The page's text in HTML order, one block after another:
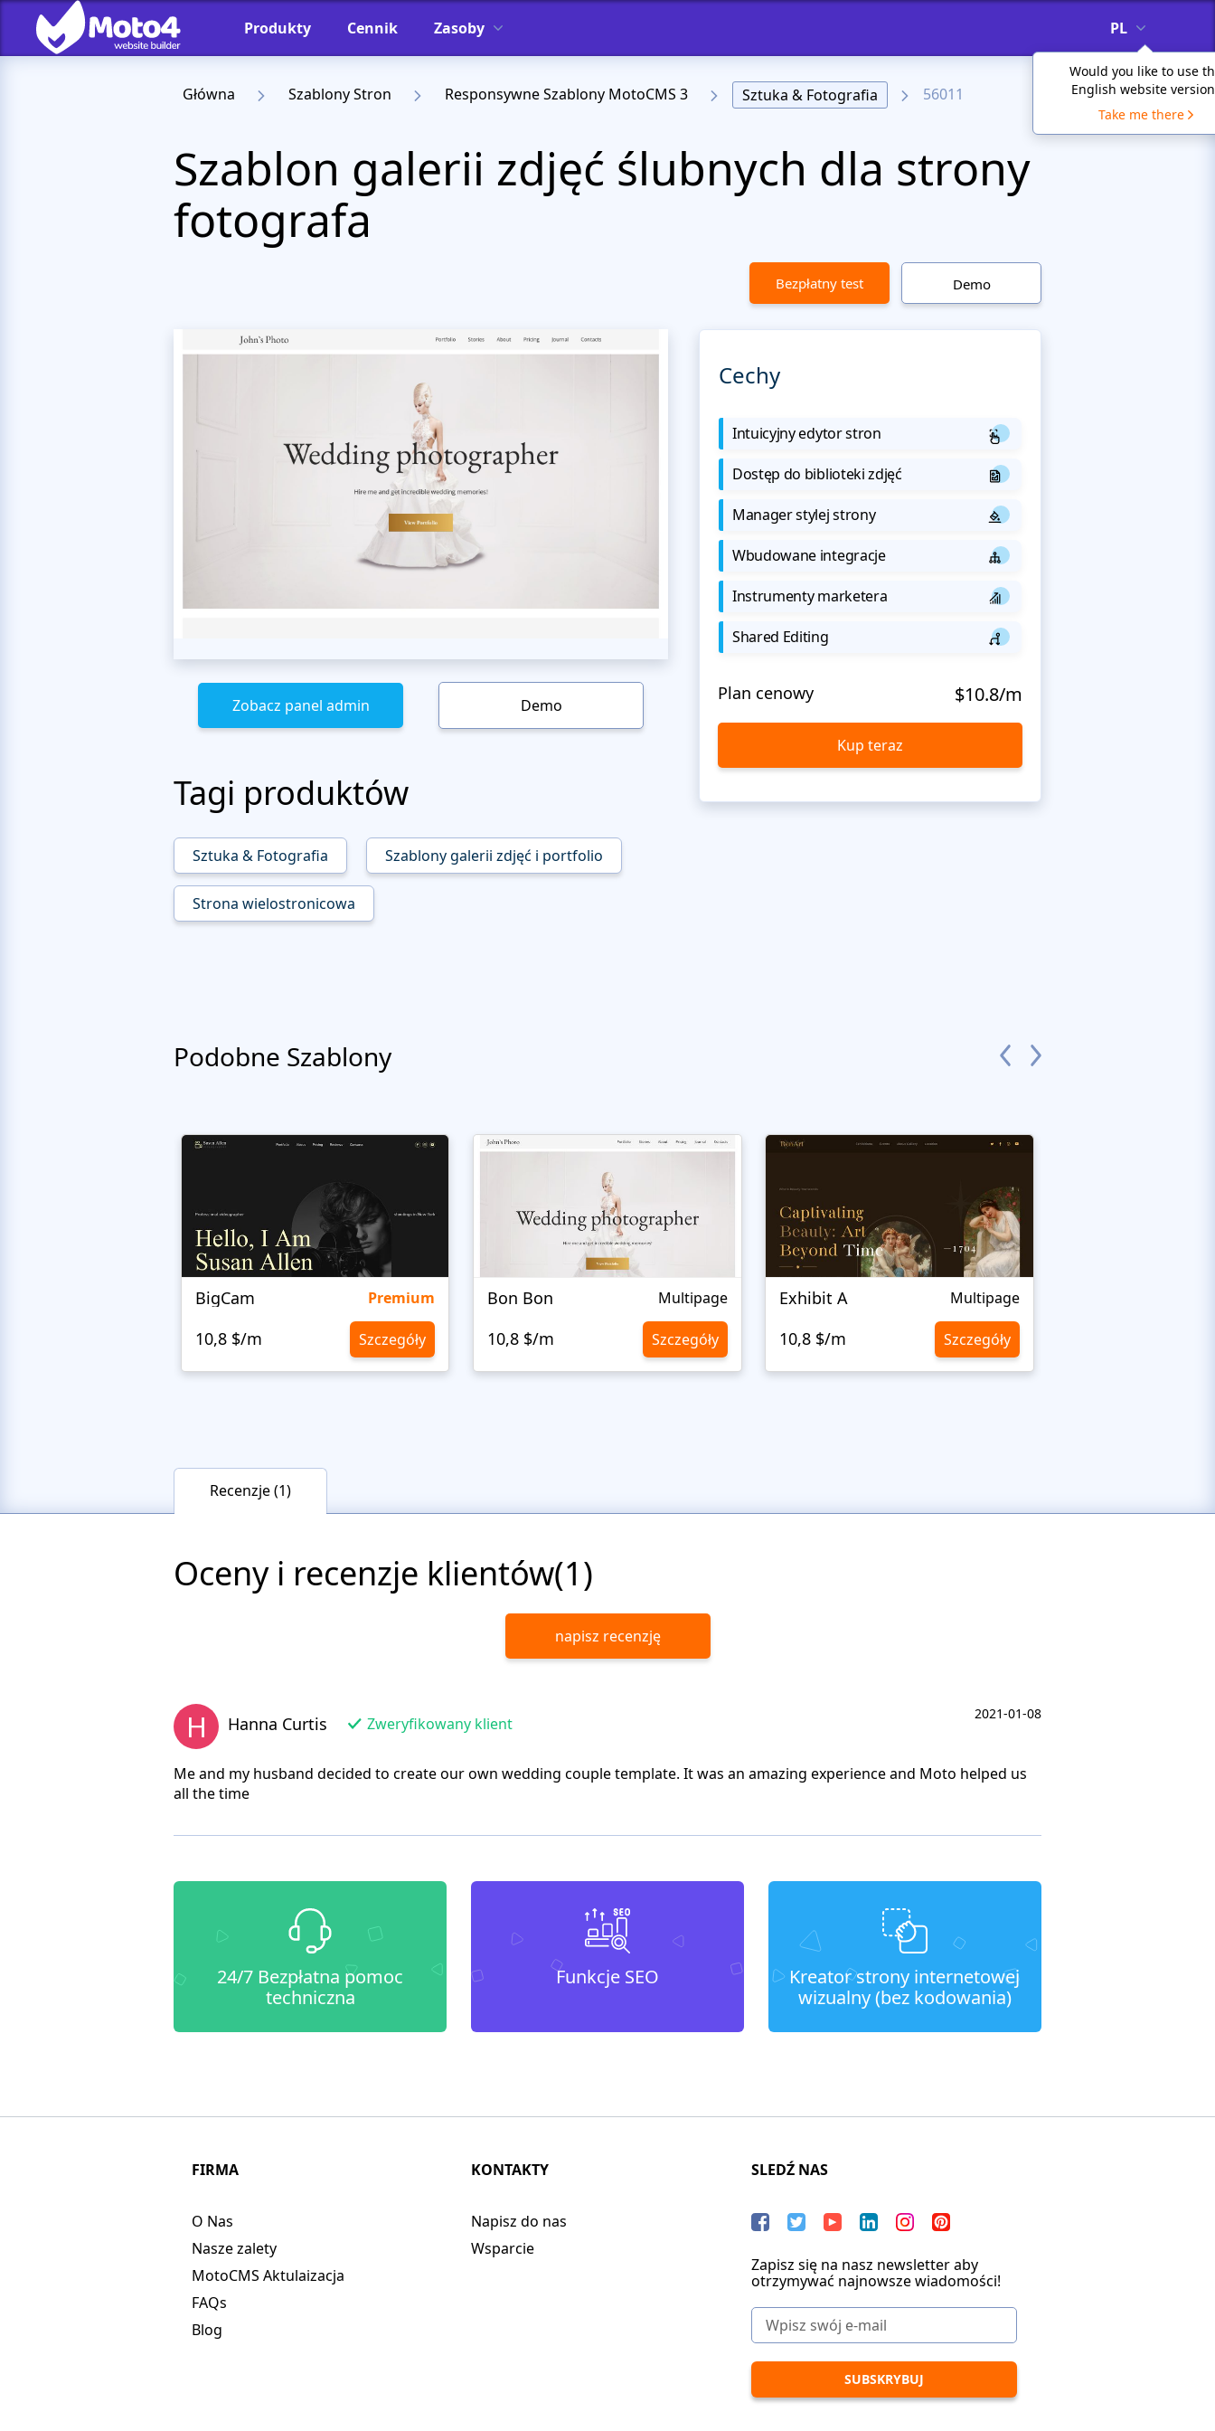
Produkty Cennik Zasoby PL
Would you like to use
English website
Take me there
Główna Szablony Stron Responsywne Szablony MotoCMS 3 Sztuka & Fotografia 56011
Szablon galerii zdjęć ślubnych dla strony
fotografa
Bezpłatny test Demo
Zobacz panel admin Demo
Tagi produktów
Sztuka & Fotografia Szablony galerii zdjęć i portfolio
Strona wielostronicowa
Cechy
Intuicyjny edytor stron
Dostęp do biblioteki zdjęć
Manager stylej strony
Wbudowane integracje
Instrumenty marketera
Shared Editing
Plan cenowy $10.8/m
Kup teraz
Podobne Szablony
BigCam Premium
10,8 $/m Szczegóły
Bon Bon Multipage
10,8 $/m Szczegóły
Exhibit A Multipage
10,8 $/m Szczegóły
Recenzje (1)
Oceny i recenzje klientów(1)
napisz recenzję
H Hanna Curtis Zweryfikowany klient
2021-01-08
Me and my husband decided to create our own wedding couple template. It was an amazing experience and Moto helped us
all the time
24/7 Bezpłatna pomoc
techniczna
Funkcje SEO
Kreator strony internetowej
wizualny (bez kodowania)
FIRMA
O Nas
Nasze zalety
MotoCMS Aktulaizacja
FAQs
Blog
KONTAKTY
Napisz do nas
Wsparcie
SLEDŹ NAS
Zapisz się na nasz newsletter aby
otrzymywać najnowsze wiadomości!